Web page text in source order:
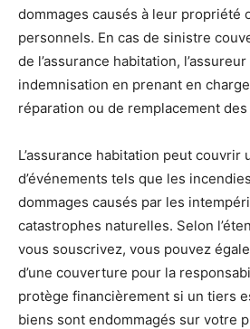
dommages causés à leur propriété
personnels. En cas de sinistre
de l’assurance habitation,
indemnisation en prenant en
réparation ou de remplacement
L’assurance habitation peut couvrir
d’événements tels que les
dommages causés par les
catastrophes naturelles. Selon
vous souscrivez, vous pouvez
d’une couverture pour la
protège financièrement si un tiers
biens sont endommagés sur votre